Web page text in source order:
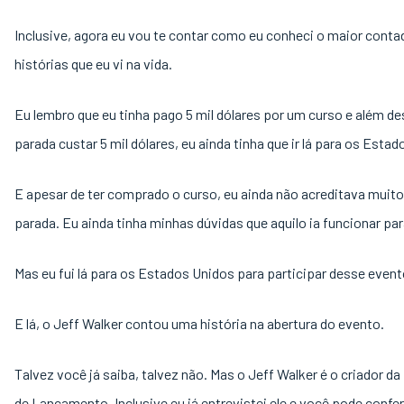
Inclusive, agora eu vou te contar como eu conheci o maior
histórias que eu vi na vida.
Eu lembro que eu tinha pago 5 mil dólares por um curso e além
parada custar 5 mil dólares, eu ainda tinha que ir lá para os
E apesar de ter comprado o curso, eu ainda não acreditava
parada. Eu ainda tinha minhas dúvidas que aquilo ia funcionar
Mas eu fui lá para os Estados Unidos para participar desse
E lá, o Jeff Walker contou uma história na abertura do evento.
Talvez você já saiba, talvez não. Mas o Jeff Walker é o criador da